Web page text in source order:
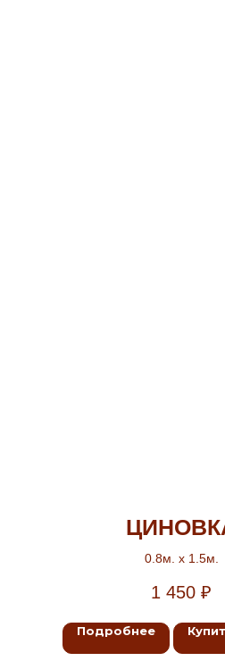
0.8м. х 1.5м.
1 450 ₽
Подробнее